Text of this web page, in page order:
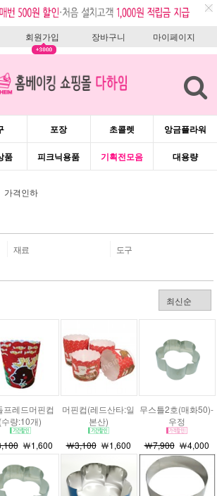
회원가입 장바구니 마이페이지
포장 초콜렛 앙금플라워
품 피크닉용품 기획전모음 대용량
가격인하
재료
도구
프레드머핀컵
(수량:10개)
￦1,600
머핀컵(레드산타:일
본산)
￦3,100￦1,600
무스틀2호(매화50)-
우정
￦7,900￦4,000